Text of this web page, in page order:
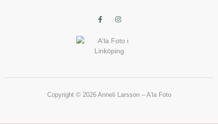
Copyright © 2026 Anneli Larsson – A’la Foto